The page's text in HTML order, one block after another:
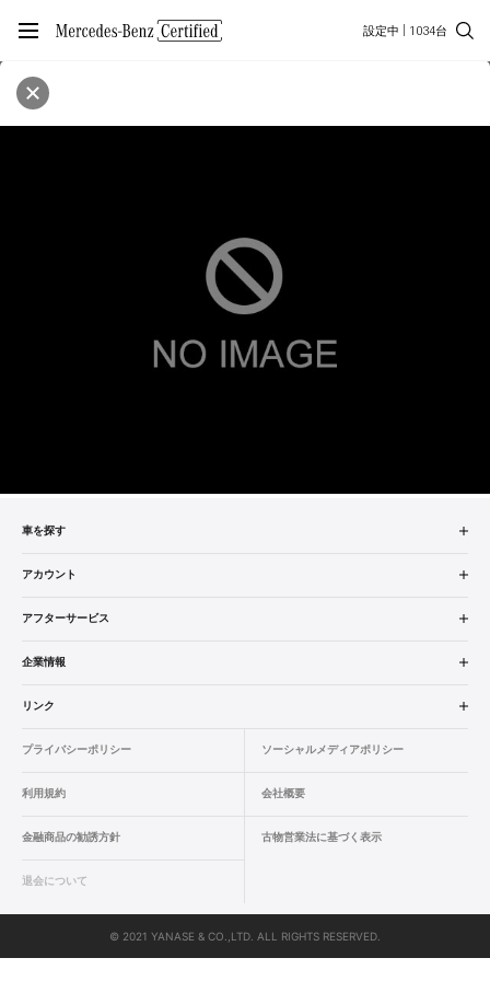
設定中 1034台
車を探す
中古車検索
販売店検索
エリア別最新ニュース
品質と保証
ローン・リース
自動車保険
カタログ情報
アカウント
ログイン
マイアカウント
マイリスト
保存した検索条件
問合せ履歴
アカウントの確認・編集
ログアウト
アフターサービス
アフターサービス
車検／定期点検
コーティング
タイヤ交換
ボディ修理
エンジンオイル
企業情報
企業概要
業績決算情報
プレスリリース
ヤナセの歴史
採用情報
リンク
ヤナセ認定中古車
BMW認定中古車
フォルクスワーゲン認定中古車
AUDI認定中古車
プライバシーポリシー ソーシャルメディアポリシー
利用規約 会社概要
金融商品の勧誘方針 古物営業法に基づく表示
退会について
© 2021 YANASE & CO.,LTD. ALL RIGHTS RESERVED.